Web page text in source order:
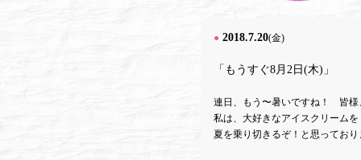
● 2018.7.20(金)
「もうすぐ8月2日(木)」
連日、もう〜暑いですね！ 皆様
私は、大好きなアイスクリーム
夏を乗り切きるぞ！と思っており